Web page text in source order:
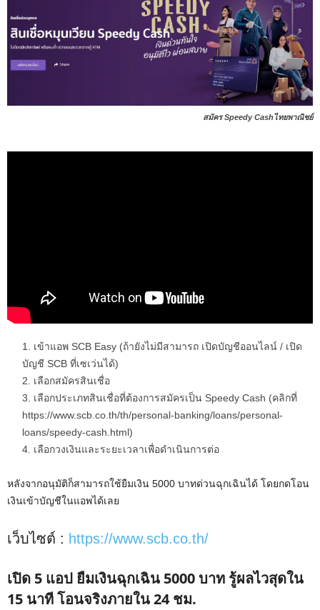
สมัคร Speedy Cashไทยพาณิชย์
เข้าแอพ SCB Easy (ถ้ายังไม่มีสามารถ เปิดบัญชีออนไลน์ / เปิด
บัญชี SCB ที่เซเว่นได้)
เลือกสมัครสินเชื่อ
เลือกประเภทสินเชื่อที่ต้องการสมัครเป็น Speedy Cash (คลิกที่
https://www.scb.co.th/th/personal-banking/loans/personal-
loans/speedy-cash.html)
เลือกวงเงินและระยะเวลาเพื่อดำเนินการต่อ
หลังจากอนุมัติก็สามารถใช้ยืมเงิน 5000 บาทด่วนฉุกเฉินได้ โดยกดโอน
เงินเข้าบัญชีในแอพได้เลย
เว็บไซต์ : https://www.scb.co.th/
เปิด 5 แอป ยืมเงินฉุกเฉิน 5000 บาท รู้ผลไวสุดใน
15 นาที โอนจริงภายใน 24 ชม.